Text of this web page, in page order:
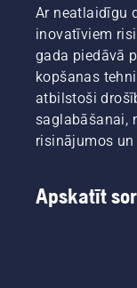
Ar neatlaidīgu
inovatīviem
gada piedāvā
kopšanas
atbilstoši
saglabāšanai,
risinājumos
Apskatīt